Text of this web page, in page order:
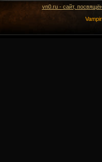
vn0.ru - сайт,